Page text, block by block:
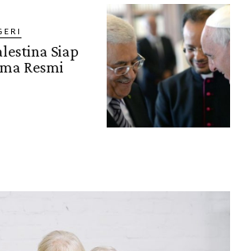
Siap
Resmi